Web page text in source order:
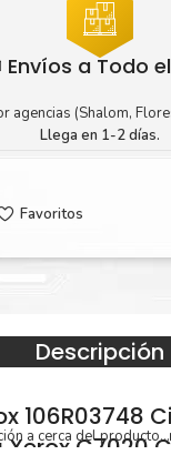
Envíos a Todo
agencias (Shalom,
Llega en 1-2 días.
Favoritos
Descripción
106R03748
C7020
a cerca del producto...